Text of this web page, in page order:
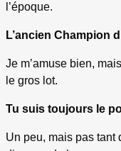
l’époque.
L’ancien Champion
Je m’amuse bien,
le gros lot.
Tu suis toujours le
Un peu, mais pas tant